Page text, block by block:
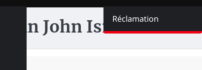
Réclamation
John Isner